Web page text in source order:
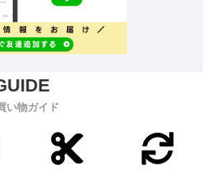
い物ガイド